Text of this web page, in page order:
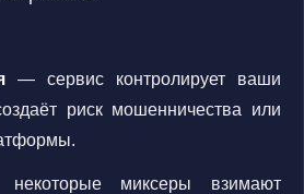
— сервис контролирует ваши
риск мошенничества или
миксеры взимают